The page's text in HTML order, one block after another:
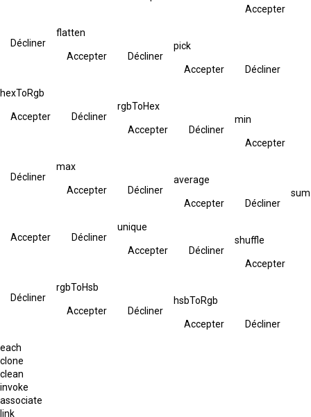
Accepter
Décliner
flatten
Accepter Décliner
pick
Accepter Décliner
hexToRgb
Accepter Décliner
rgbToHex
Accepter Décliner
min
Accepter
Décliner
max
Accepter Décliner
average
Accepter Décliner
sum
Accepter Décliner
unique
Accepter Décliner
shuffle
Accepter
Décliner
rgbToHsb
Accepter Décliner
hsbToRgb
Accepter Décliner
each
clone
clean
invoke
associate
link